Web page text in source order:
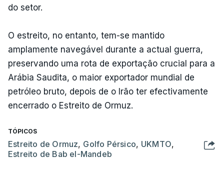
do setor.
O estreito, no entanto, tem-se mantido
amplamente navegável durante a actual guerra,
preservando uma rota de exportação crucial para a
Arábia Saudita, o maior exportador mundial de
petróleo bruto, depois de o Irão ter efectivamente
encerrado o Estreito de Ormuz.
TÓPICOS
Estreito de Ormuz, Golfo Pérsico, UKMTO,
Estreito de Bab el-Mandeb